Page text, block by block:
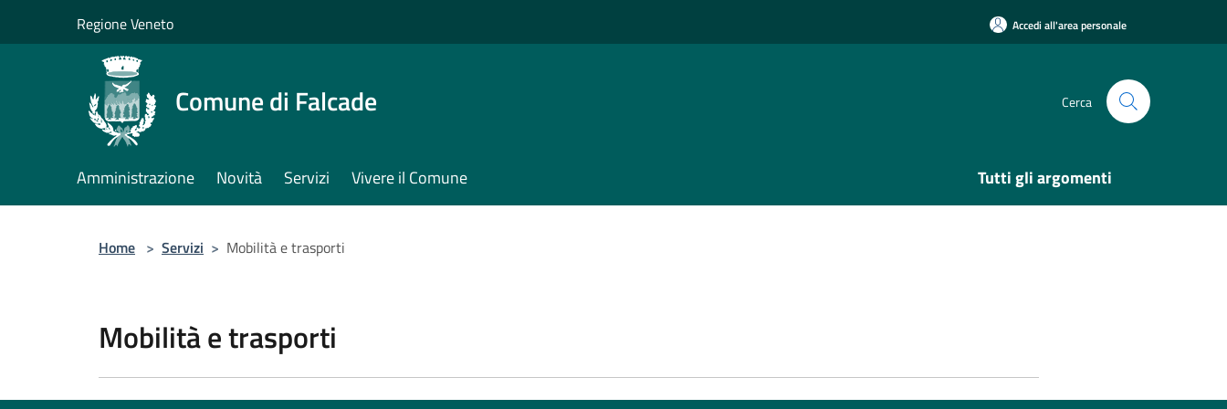
Regione Veneto Accedi all'area personale
Comune di Falcade Cerca
Amministrazione Novità Servizi Vivere il Comune Tutti gli argomenti
Home > Servizi > Mobilità e trasporti
Mobilità e trasporti